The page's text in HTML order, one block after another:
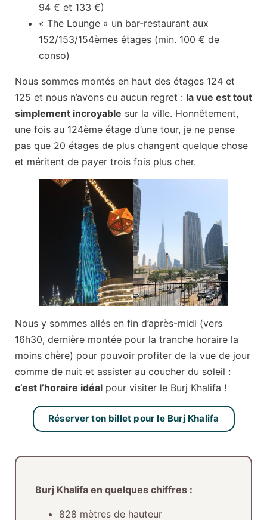
94 € et 133 €)
« The Lounge » un bar-restaurant aux
152/153/154èmes étages (min. 100 € de
conso)
Nous sommes montés en haut des étages 124 et
125 et nous n’avons eu aucun regret : la vue est tout
simplement incroyable sur la ville. Honnêtement,
une fois au 124ème étage d’une tour, je ne pense
pas que 20 étages de plus changent quelque chose
et méritent de payer trois fois plus cher.
Nous y sommes allés en fin d’après-midi (vers
16h30, dernière montée pour la tranche horaire la
moins chère) pour pouvoir profiter de la vue de jour
comme de nuit et assister au coucher du soleil :
c’est l’horaire idéal pour visiter le Burj Khalifa !
Réserver ton billet pour le Burj Khalifa
Burj Khalifa en quelques chiffres :
828 mètres de hauteur